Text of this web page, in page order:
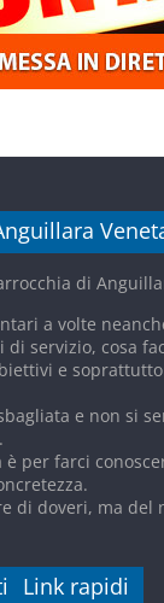
di
a volte
servizio, cosa
e
e non si
è per farci
di doveri, ma del
Link rapidi